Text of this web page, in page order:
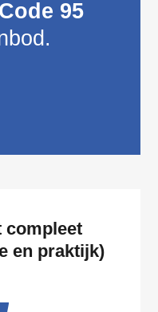
95
compleet
en praktijk)